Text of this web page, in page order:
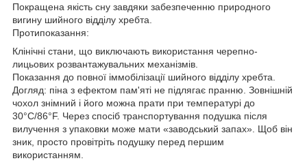
Покращена якість сну завдяки забезпеченню природного
вигину шийного відділу хребта.
Протипоказання:
Клінічні стани, що виключають використання черепно-
лицьових розвантажувальних механізмів.
Показання до повної іммобілізації шийного відділу хребта.
Догляд: піна з ефектом пам'яті не підлягає пранню. Зовнішній
чохол знімний і його можна прати при температурі до
30°C/86°F. Через спосіб транспортування подушка після
вилучення з упаковки може мати «заводський запах». Щоб він
зник, просто провітріть подушку перед першим
використанням.